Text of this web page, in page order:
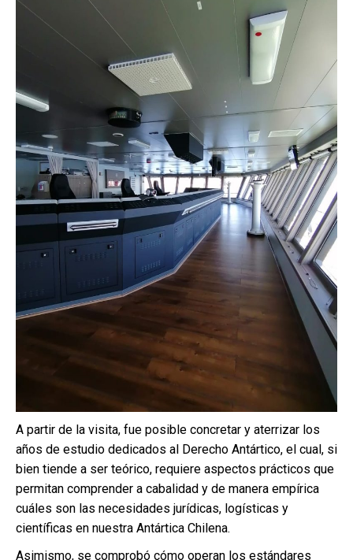
A partir de la visita, fue posible concretar y aterrizar los
años de estudio dedicados al Derecho Antártico, el cual, si
bien tiende a ser teórico, requiere aspectos prácticos que
permitan comprender a cabalidad y de manera empírica
cuáles son las necesidades jurídicas, logísticas y
científicas en nuestra Antártica Chilena.
Asimismo, se comprobó cómo operan los estándares